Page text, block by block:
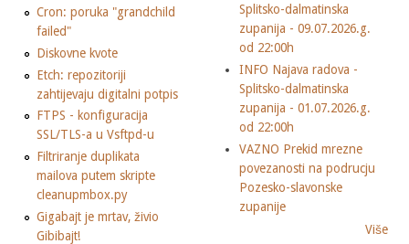
Cron: poruka "grandchild
failed"
Diskovne kvote
Etch: repozitoriji
zahtijevaju digitalni potpis
FTPS - konfiguracija
SSL/TLS-a u Vsftpd-u
Filtriranje duplikata
mailova putem skripte
cleanupmbox.py
Gigabajt je mrtav, živio
Gibibajt!
Splitsko-dalmatinska
zupanija - 09.07.2026.g.
od 22:00h
INFO Najava radova -
Splitsko-dalmatinska
zupanija - 01.07.2026.g.
od 22:00h
VAZNO Prekid mrezne
povezanosti na podrucju
Pozesko-slavonske
zupanije
Više